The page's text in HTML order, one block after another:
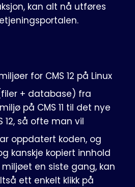
kan alt nå utføres
for CMS 12 på Linux
+ database) fra
på CMS 11 til det nye
12, så ofte man vil
oppdatert koden, og
kanskje kopiert innhold
en siste gang, kan
ett enkelt klikk på